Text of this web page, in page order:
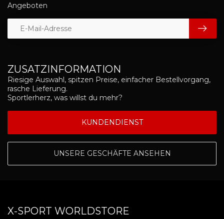
ZUSATZINFORMATION
Riesige Auswahl, spitzen Preise, einfacher Bestellvorgang,
rasche Lieferung.
Sportlerherz, was willst du mehr?
KUNDENDIENST
UNSERE GESCHÄFTE ANSEHEN
Angeboten
X-SPORT WORLDSTORE